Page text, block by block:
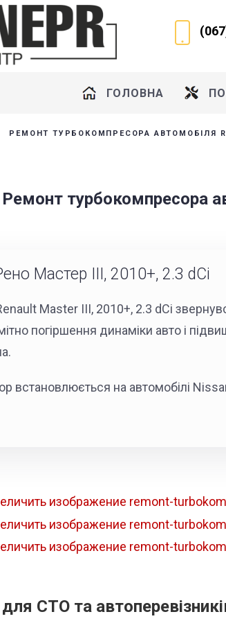
ГОЛОВНА
РЕМОНТ ТУРБОКОМПРЕСОРА АВТОМОБІЛЯ
Ремонт турбокомпресора
Мастер III, 2010+, 2.3 dCi
Master III, 2010+, 2.3 dCi
погіршення динаміки авто і
встановлюється на автомобілі
СТО та